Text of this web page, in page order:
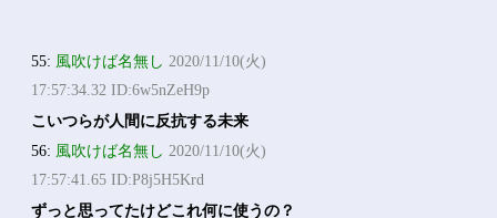
55: 風吹けば名無し 2020/11/10(火)
17:57:34.32 ID:6w5nZeH9p
こいつらが人間に反抗する未来
56: 風吹けば名無し 2020/11/10(火)
17:57:41.65 ID:P8j5H5Krd
ずっと思ってたけどこれ何に使うの？